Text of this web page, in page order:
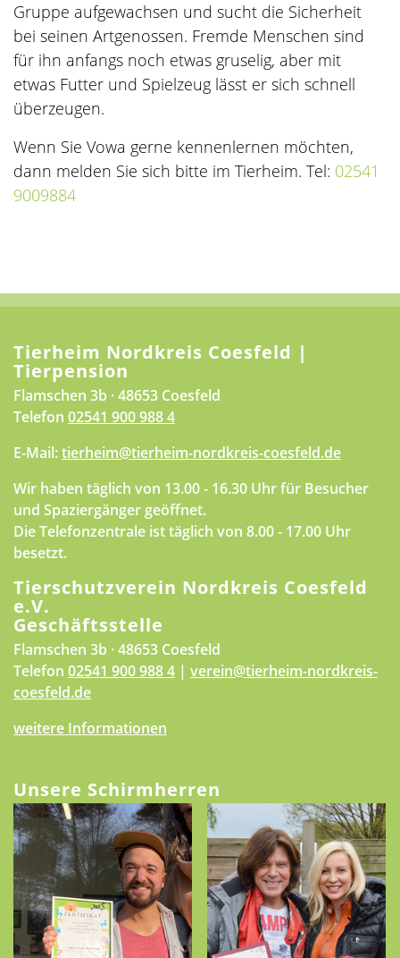
Gruppe aufgewachsen und sucht die Sicherheit
bei seinen Artgenossen. Fremde Menschen sind
für ihn anfangs noch etwas gruselig, aber mit
etwas Futter und Spielzeug lässt er sich schnell
überzeugen.
Wenn Sie Vowa gerne kennenlernen möchten,
dann melden Sie sich bitte im Tierheim. Tel: 02541
9009884
Tierheim Nordkreis Coesfeld |
Tierpension
Flamschen 3b · 48653 Coesfeld
Telefon 02541 900 988 4
E-Mail:tierheim@tierheim-nordkreis-coesfeld.de
Wir haben täglich von 13.00 - 16.30 Uhr für Besucher
und Spaziergänger geöffnet.
Die Telefonzentrale ist täglich von 8.00 - 17.00 Uhr
besetzt.
Tierschutzverein Nordkreis Coesfeld
e.V.
Geschäftsstelle
Flamschen 3b · 48653 Coesfeld
Telefon 02541 900 988 4 | verein@tierheim-nordkreis-
coesfeld.de
weitere Informationen
Unsere Schirmherren